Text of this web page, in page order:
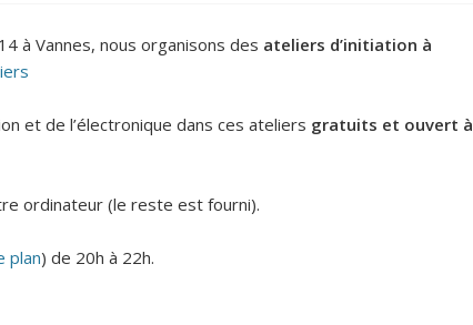
à Vannes, nous organisons des ateliers d’initiation à
et de l’électronique dans ces ateliers gratuits et ouvert à
ordinateur (le reste est fourni).
plan) de 20h à 22h.